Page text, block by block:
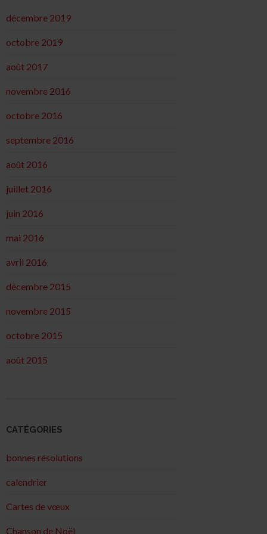
décembre 2019
octobre 2019
août 2017
novembre 2016
octobre 2016
septembre 2016
août 2016
juillet 2016
juin 2016
mai 2016
avril 2016
décembre 2015
novembre 2015
octobre 2015
août 2015
CATÉGORIES
bonnes résolutions
calendrier
Cartes de vœux
Chanson de Noël